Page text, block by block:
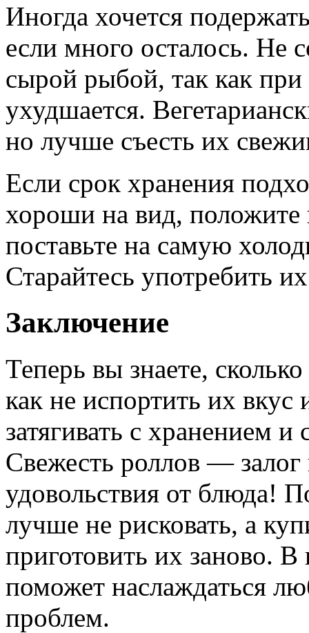
Иногда хочется
если много осталось. Не
сырой рыбой, так как при
ухудшается.
но лучше съесть их
Если срок хранения
хороши на вид, положите
поставьте на самую
Старайтесь употребить
Заключение
Теперь вы знаете,
как не испортить их
затягивать с хранением
Свежесть роллов — залог
удовольствия от блюда!
лучше не рисковать, а
приготовить их заново. В
поможет наслаждаться
проблем.